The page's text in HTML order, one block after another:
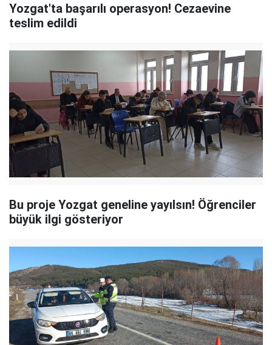
Yozgat'ta başarılı operasyon! Cezaevine
teslim edildi
Bu proje Yozgat geneline yayılsın! Öğrenciler
büyük ilgi gösteriyor